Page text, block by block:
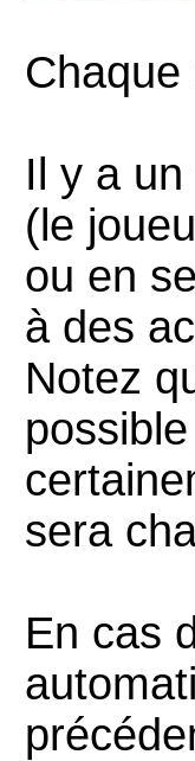
Il y a
(le
ou en
à des
Notez
sera
En cas